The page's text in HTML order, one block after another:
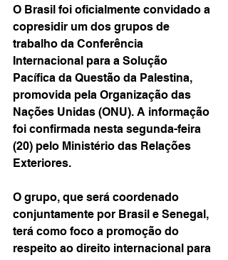
O Brasil foi oficialmente convidado a
copresidir um dos grupos de
trabalho da Conferência
Internacional para a Solução
Pacífica da Questão da Palestina,
promovida pela Organização das
Nações Unidas (ONU). A informação
foi confirmada nesta segunda-feira
(20) pelo Ministério das Relações
Exteriores.
O grupo, que será coordenado
conjuntamente por Brasil e Senegal,
terá como foco a promoção do
respeito ao direito internacional para